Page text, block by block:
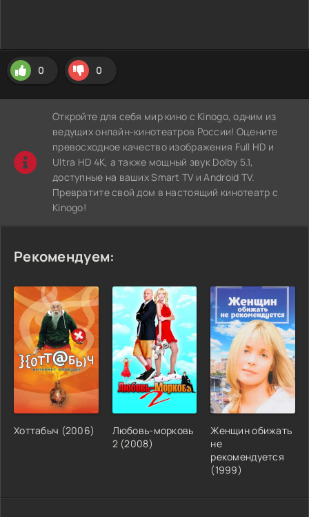
0 0
Откройте для себя мир кино с Kinogo, одним из
ведущих онлайн-кинотеатров России! Оцените
превосходное качество изображения Full HD и
Ultra HD 4K, а также мощный звук Dolby 5.1,
доступные на ваших Smart TV и Android TV.
Превратите свой дом в настоящий кинотеатр с
Kinogo!
Рекомендуем:
Хоттабыч (2006)
Любовь-морковь
2 (2008)
Женщин обижать
не
рекомендуется
(1999)